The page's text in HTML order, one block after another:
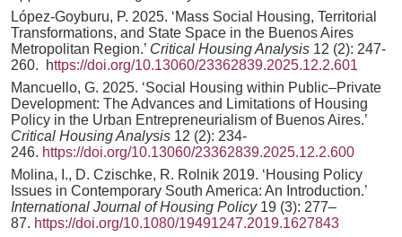
López-Goyburu, P. 2025. ‘Mass Social Housing, Territorial
Transformations, and State Space in the Buenos Aires
Metropolitan Region.’ Critical Housing Analysis 12 (2): 247-
260. https://doi.org/10.13060/23362839.2025.12.2.601
Mancuello, G. 2025. ‘Social Housing within Public–Private
Development: The Advances and Limitations of Housing
Policy in the Urban Entrepreneurialism of Buenos Aires.’
Critical Housing Analysis 12 (2): 234-
246. https://doi.org/10.13060/23362839.2025.12.2.600
Molina, I., D. Czischke, R. Rolnik 2019. ‘Housing Policy
Issues in Contemporary South America: An Introduction.’
International Journal of Housing Policy19 (3): 277–
87. https://doi.org/10.1080/19491247.2019.1627843